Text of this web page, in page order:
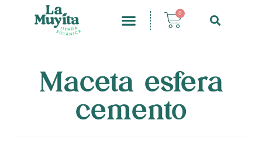
0
Maceta esfera
cemento